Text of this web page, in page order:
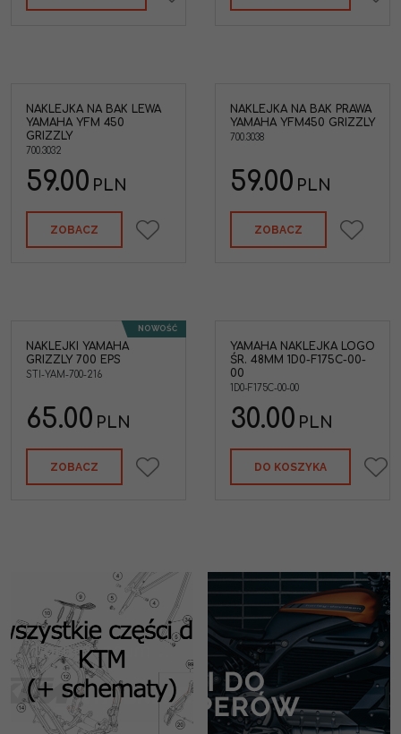
NAKLEJKA NA BAK LEWA
YAMAHA YFM 450
GRIZZLY
700.3032
59.00 PLN
ZOBACZ
700.3038 Naklejka na
zbiornik paliwa bak
NAKLEJKA NA BAK PRAWA
YAMAHA YFM450 GRIZZLY
700.3038
59.00 PLN
ZOBACZ
NOWOŚĆ
NAKLEJKI YAMAHA
GRIZZLY 700 EPS
STI-YAM-700-216
65.00 PLN
ZOBACZ
Yamaha 1D0-F175C-00-00
Naklejka z logo średnica
48mm
YAMAHA NAKLEJKA LOGO
ŚR. 48MM 1D0-F175C-00-
00
1D0-F175C-00-00
30.00 PLN
DO KOSZYKA